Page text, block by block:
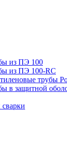
из ПЭ 100
из ПЭ 100-RC
трубы
в защитной